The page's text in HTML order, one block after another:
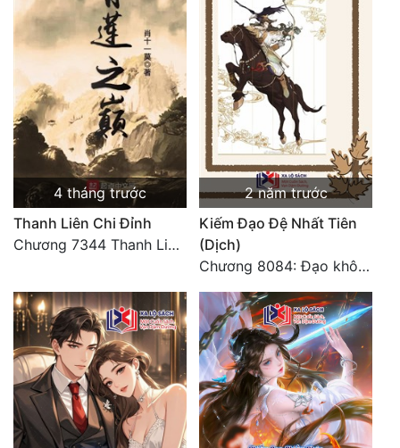
4 tháng trước
Thanh Liên Chi Đỉnh
Chương 7344 Thanh Liên đỉnh (Đại kết cục) (2) HẾT.
2 năm trước
Kiếm Đạo Đệ Nhất Tiên
(Dịch)
Chương 8084: Đạo không bờ bến (Đại kết cục) (10)